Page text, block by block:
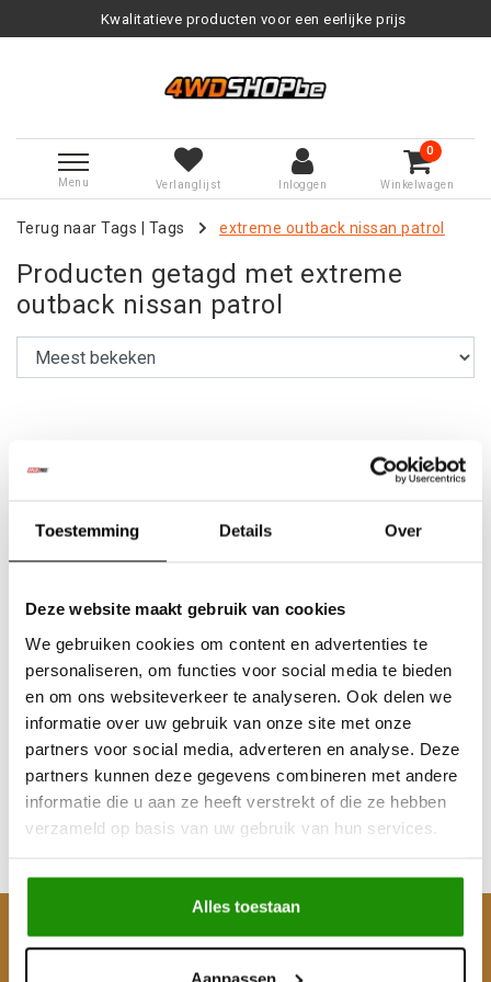
Toestemming Details Over
Deze website maakt gebruik van cookies
We gebruiken cookies om content en advertenties te
personaliseren, om functies voor social media te bieden
en om ons websiteverkeer te analyseren. Ook delen we
informatie over uw gebruik van onze site met onze
partners voor social media, adverteren en analyse. Deze
partners kunnen deze gegevens combineren met andere
informatie die u aan ze heeft verstrekt of die ze hebben
verzameld op basis van uw gebruik van hun services.
Alles toestaan
Aanpassen
Kwalitatieve producten voor een eerlijke prijs
Menu Verlanglijst Inloggen
0
Winkelwagen
Terug naar Tags Tags extreme outback nissan patrol
Producten getagd met extreme
outback nissan patrol
Nissan Patrol Y61 3.0
(2000-2004) Versterkte
koppeling Incl Vast
Vliegwiel
€972,08
Excl. btw
€1.176,22
Nissan Patrol Y61 3.0
(2000-2004) Versterkte
Koppeling Dubbel
Massa Vliegwiel
€494,21
Excl. btw
€598,00
Klantenservice